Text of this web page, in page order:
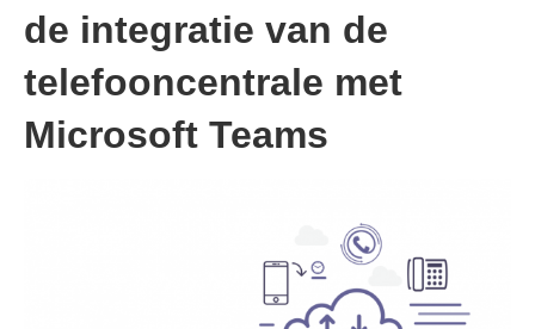
de integratie van de
telefooncentrale met
Microsoft Teams